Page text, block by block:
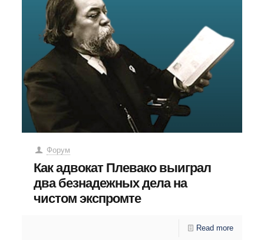
Форум
Как адвокат Плевако выиграл
два безнадежных дела на
чистом экспромте
Read more